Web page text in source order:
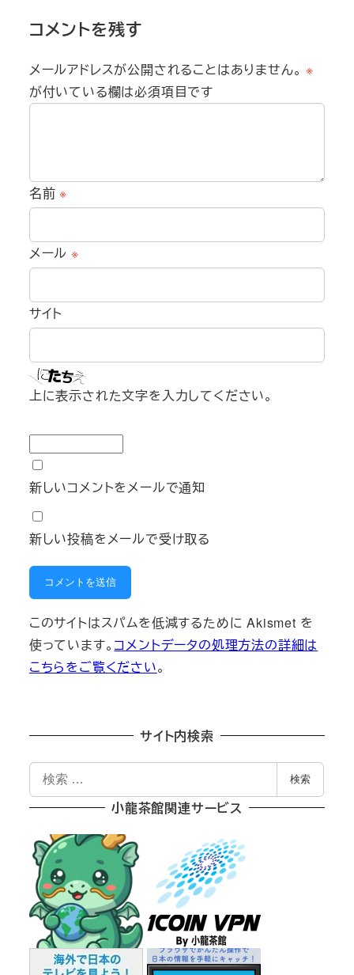
コメントを残す
メールアドレスが公開されることはありません。 ※
が付いている欄は必須項目です
名前※
メール ※
サイト
上に表示された文字を入力してください。
新しいコメントをメールで通知
新しい投稿をメールで受け取る
このサイトはスパムを低減するために Akismet を
使っています。 コメントデータの処理方法の詳細は
こちらをご覧ください。
サイト内検索
検
索
検索
小龍茶館関連サービス